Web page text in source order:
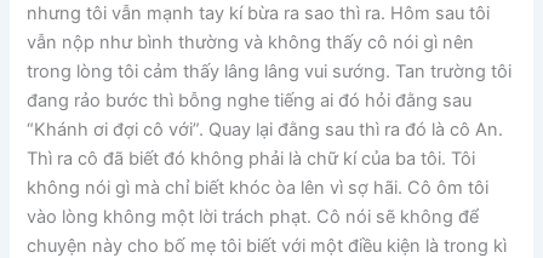
nhưng tôi vẫn mạnh tay kí bừa ra sao thì ra. Hôm sau tôi
vẫn nộp như bình thường và không thấy cô nói gì nên
trong lòng tôi cảm thấy lâng lâng vui sướng. Tan trường tôi
đang rảo bước thì bỗng nghe tiếng ai đó hỏi đằng sau
“Khánh ơi đợi cô với”. Quay lại đằng sau thì ra đó là cô An.
Thì ra cô đã biết đó không phải là chữ kí của ba tôi. Tôi
không nói gì mà chỉ biết khóc òa lên vì sợ hãi. Cô ôm tôi
vào lòng không một lời trách phạt. Cô nói sẽ không để
chuyện này cho bố mẹ tôi biết với một điều kiện là trong kì